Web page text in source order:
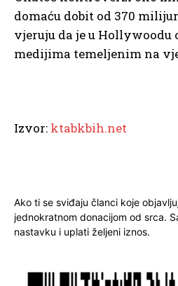
domaću dobit od 370
vjeruju da je u
medijima temeljenim na
Izvor: ktabkbih.net
Ako ti se sviđaju članci koje
jednokratnom donacijom od srca.
nastavku i uplati željeni iznos.